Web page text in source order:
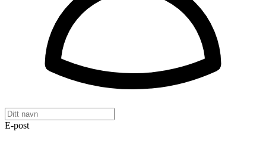
E-post